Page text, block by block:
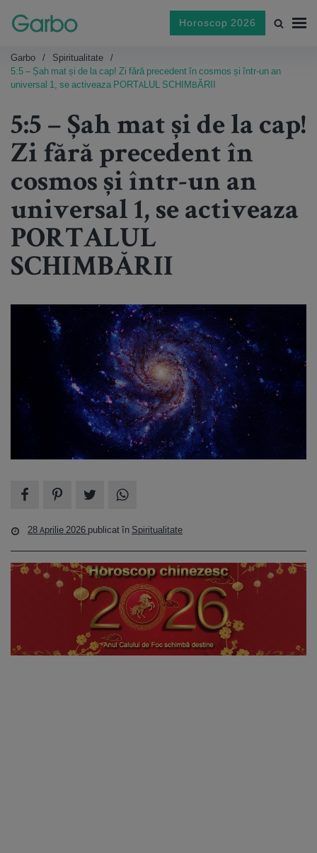
Horoscop 2026
Garbo
Spiritualitate
5:5 – Șah mat și de la cap! Zi fără precedent în cosmos și într-un an
universal 1, se activeaza PORTALUL SCHIMBĂRII
5:5 – Șah mat și de la cap!
Zi fără precedent în
cosmos și într-un an
universal 1, se activeaza
PORTALUL
SCHIMBĂRII
28 Aprilie 2026 publicat în Spiritualitate